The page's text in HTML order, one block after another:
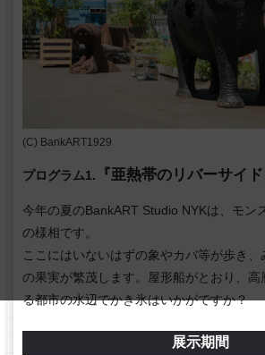
(C) BankART1929
プログラム1. 『亜熱帯のリバーサイド
今年の夏のBankART Studio NYKは、モン
の様相です。
ここにはいないはずの象やカバ等が歩き
の果実が繁茂します。屋形船がとおり、
る都市の水辺でかき氷はいかがですか？
展示期間